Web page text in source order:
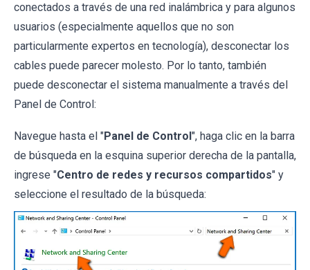
conectados a través de una red inalámbrica y para algunos
usuarios (especialmente aquellos que no son
particularmente expertos en tecnología), desconectar los
cables puede parecer molesto. Por lo tanto, también
puede desconectar el sistema manualmente a través del
Panel de Control:
Navegue hasta el "Panel de Control", haga clic en la barra
de búsqueda en la esquina superior derecha de la pantalla,
ingrese "Centro de redes y recursos compartidos" y
seleccione el resultado de la búsqueda: